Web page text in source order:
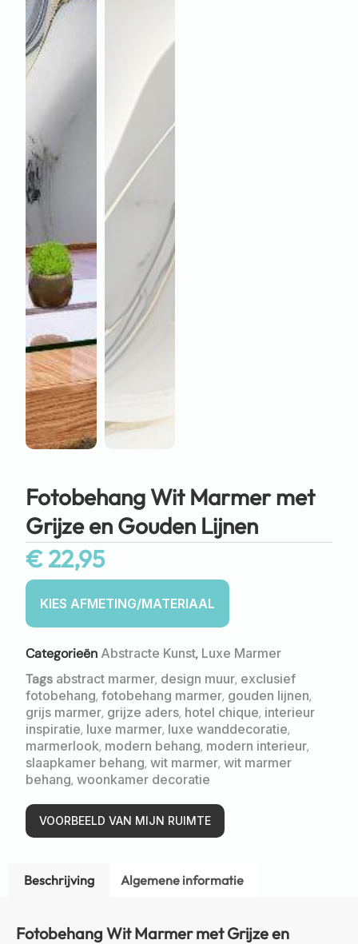
Fotobehang Wit Marmer met
Grijze en Gouden Lijnen
€22,95
Categorieën Abstracte Kunst, Luxe Marmer
Tags abstract marmer, design muur, exclusief
fotobehang, fotobehang marmer, gouden lijnen,
grijs marmer, grijze aders, hotel chique, interieur
inspiratie, luxe marmer, luxe wanddecoratie,
marmerlook, modern behang, modern interieur,
slaapkamer behang, wit marmer, wit marmer
behang, woonkamer decoratie
VOORBEELD VAN MIJN RUIMTE
Beschrijving Algemene informatie
Fotobehang Wit Marmer met Grijze en